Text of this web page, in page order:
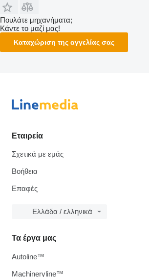
Πουλάτε μηχανήματα;
Κάντε το μαζί μας!
Καταχώριση της αγγελίας σας
Εταιρεία
Σχετικά με εμάς
Βοήθεια
Επαφές
Ελλάδα / ελληνικά
Τα έργα μας
Autoline™
Machineryline™